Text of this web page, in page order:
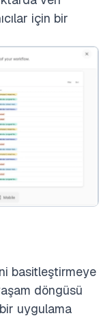
için bir
basitleştirmeye
döngüsü
uygulama